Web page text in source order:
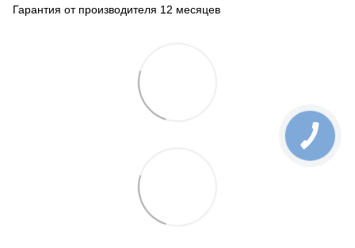
Гарантия от производителя 12 месяцев